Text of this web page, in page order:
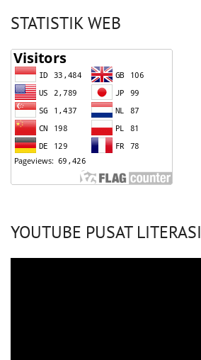
STATISTIK WEB
YOUTUBE PUSAT LITERASI